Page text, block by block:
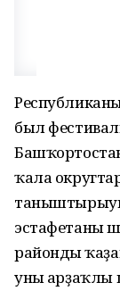
был
ҡала
эстафетаны
райондың
уның арҙаҡлы